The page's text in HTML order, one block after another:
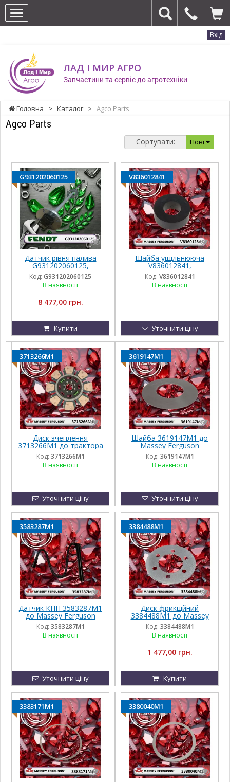
Вхід
ЛАД І МИР АГРО
Запчастини та сервіс до агротехніки
Головна > Каталог > Agco Parts
Agco Parts
Сортувати: Нові
G931202060125
Датчик рівня палива
G931202060125,
G931202060122,
G931202060123,
G931202060124 до
Код: G931202060125
В наявності
8 477,00 грн.
Купити
V836012841
Шайба ущільнююча
V836012841,
162000040702,
836012841 до трактора
Massey Ferguson
Код: V836012841
В наявності
Уточнити ціну
3713266M1
Диск зчеплення
3713266M1 до трактора
до Massey Ferguson
Код: 3713266M1
В наявності
Уточнити ціну
3619147M1
Шайба 3619147M1 до
Massey Ferguson
Код: 3619147M1
В наявності
Уточнити ціну
3583287M1
Датчик КПП 3583287M1
до Massey Ferguson
Код: 3583287M1
В наявності
Уточнити ціну
3384488M1
Диск фрикційний
3384488M1 до Massey
Ferguson
Код: 3384488M1
В наявності
1 477,00 грн.
Купити
3383171M1 3380040M1